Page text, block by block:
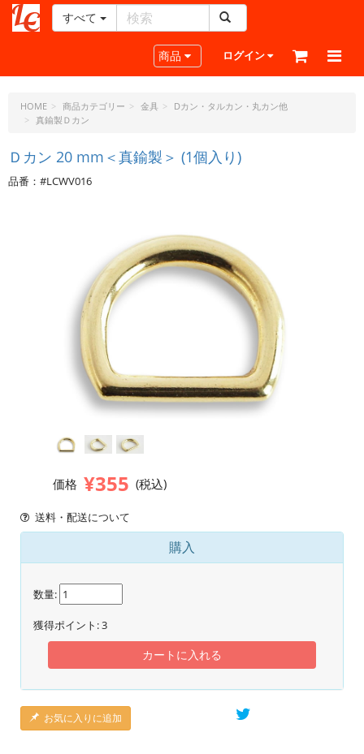
ー
ラ
フ
ド
ッ
ト・
すべて
Toggle navigation
商品 ログイン
HOME 商品カテゴリー 金具
Dカン・タルカン・丸カン他
真鍮製Ｄカン
Ｄカン 20 mm＜真鍮製＞ (1個入り)
品番：#LCWV016
価格 ¥355 (税込)
送料・配送について
購入
数量:
獲得ポイント:3
カートに入れる
お気に入りに追加